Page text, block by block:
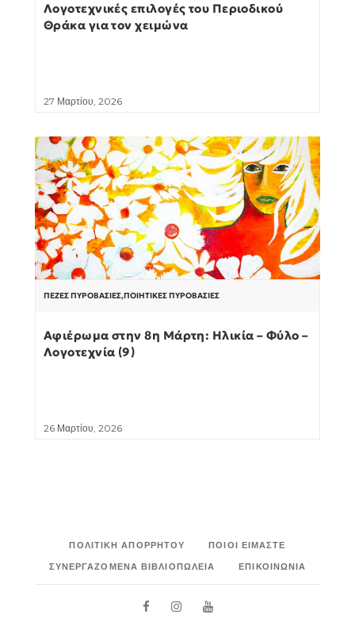
Λογοτεχνικές επιλογές του Περιοδικού
Θράκα για τον χειμώνα
27 Μαρτίου, 2026
ΠΕΖΈΣ ΠΥΡΟΒΑΣΊΕΣ,ΠΟΙΗΤΙΚΈΣ ΠΥΡΟΒΑΣΊΕΣ
Αφιέρωμα στην 8η Μάρτη: Ηλικία – Φύλο –
Λογοτεχνία (9)
26 Μαρτίου, 2026
ΠΟΛΙΤΙΚΉ ΑΠΟΡΡΉΤΟΥ
ΠΟΙΟΙ ΕΊΜΑΣΤΕ
ΣΥΝΕΡΓΑΖΌΜΕΝΑ ΒΙΒΛΙΟΠΩΛΕΊΑ
ΕΠΙΚΟΙΝΩΝΊΑ